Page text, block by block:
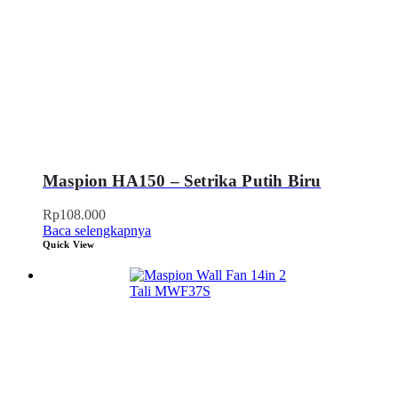
Maspion HA150 – Setrika Putih Biru
Rp108.000
Baca selengkapnya
Quick View